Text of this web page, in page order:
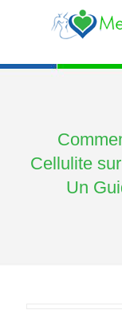
Cellulite
Un